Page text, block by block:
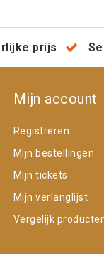
prijs
Mijn account
Registreren
Mijn bestellingen
Mijn tickets
Mijn verlanglijst
Vergelijk